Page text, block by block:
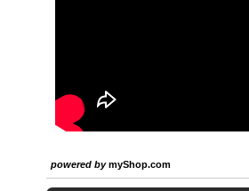
powered bymyShop.com